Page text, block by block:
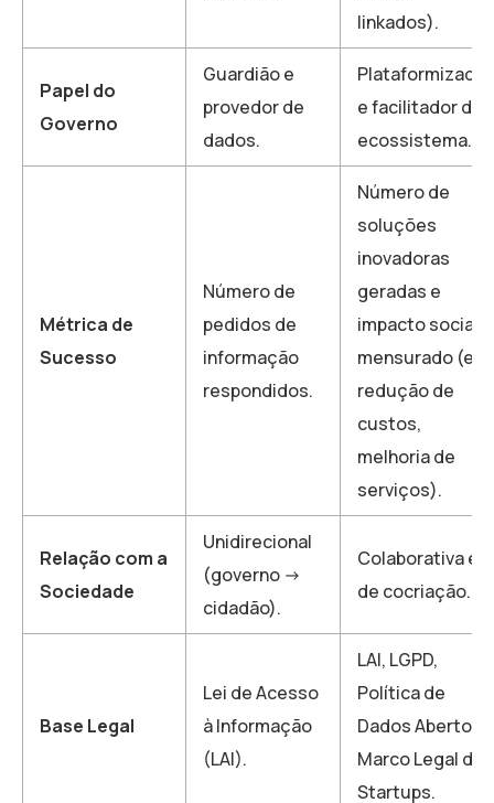
linkados).
Papel do
Governo
Guardião e
provedor de
dados.
Plataformizador
e facilitador do
ecossistema.
Métrica de
Sucesso
Número de
pedidos de
informação
respondidos.
Número de
soluções
inovadoras
geradas e
impacto social
mensurado (ex:
redução de
custos,
melhoria de
serviços).
Relação com a
Sociedade
Unidirecional
(governo ->
cidadão).
Colaborativa e
de cocriação.
Base Legal
Lei de Acesso
à Informação
(LAI).
LAI, LGPD,
Política de
Dados Abertos,
Marco Legal de
Startups.